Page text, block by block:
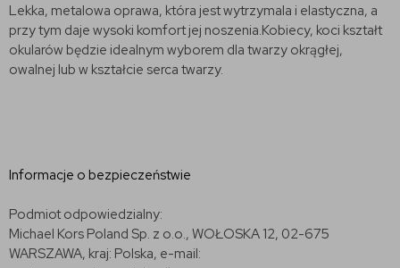
Lekka, metalowa oprawa, która jest wytrzymala i elastyczna, a
przy tym daje wysoki komfort jej noszenia.Kobiecy, koci kształt
okularów będzie idealnym wyborem dla twarzy okrągłej,
owalnej lub w kształcie serca twarzy.
Informacje o bezpieczeństwie
Podmiot odpowiedzialny:
Michael Kors Poland Sp. z o.o., WOŁOSKA 12, 02-675
WARSZAWA, kraj: Polska, e-mail: